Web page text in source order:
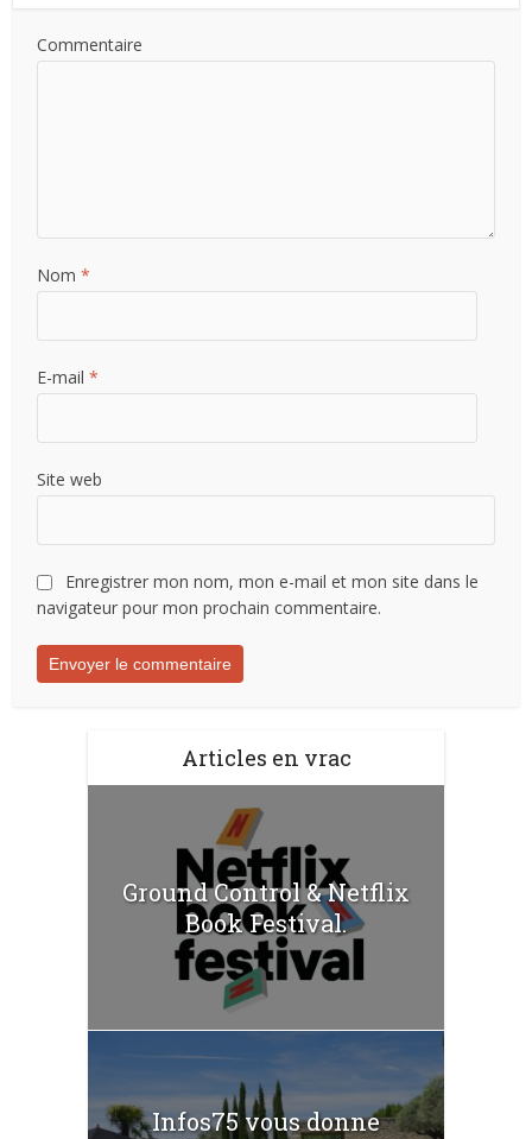
Commentaire
Nom*
E-mail*
Site web
Enregistrer mon nom, mon e-mail et mon site dans le
navigateur pour mon prochain commentaire.
Articles en vrac
Ground Control & Netflix
Book Festival.
Infos75 vous donne